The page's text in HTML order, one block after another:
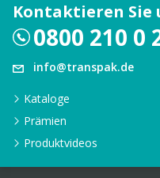
Kontaktieren Sie
0800 210 0
info@transpak.de
Kataloge
Prämien
Produktvideos